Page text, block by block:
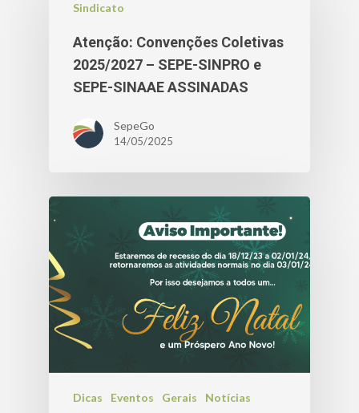
Sindicato
Atenção: Convenções Coletivas
2025/2027 – SEPE-SINPRO e
SEPE-SINAAE ASSINADAS
SepeGo
14/05/2025
Dicas Eventos Gerais
Notícias